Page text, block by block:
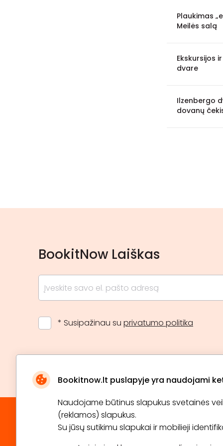
Bookitnow.lt puslapyje yra naudojami
Naudojame būtinus slapukus svetainės
(reklamos) slapukus.
Su jūsų sutikimu slapukai ir mobilieji
Plaukimas
Meilės salą
Ekskursijos
dvare
Ilzenbergo
dovanų
BookitNow Laiškas
* Susipažinau su privatumo politika